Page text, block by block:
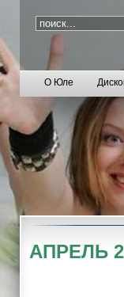
О Юле
АПРЕЛЬ